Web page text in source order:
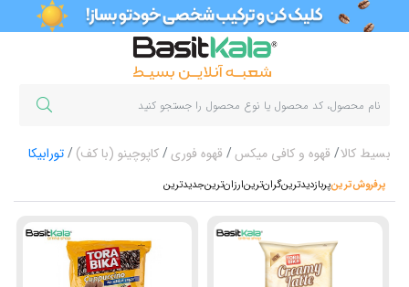
بسیط کالا قهوه و کافی میکس قهوه فوری کاپوچینو (با کف) تورابیکا
پرفروش‌ترین‌پربازدیدترینگران‌ترینارزان‌ترینجدیدترین